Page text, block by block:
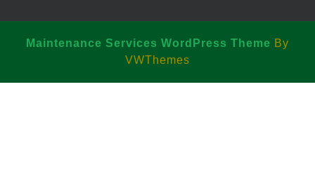
Maintenance Services WordPress Theme By
VWThemes